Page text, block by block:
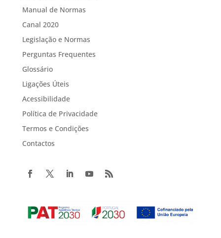
Manual de Normas
Canal 2020
Legislação e Normas
Perguntas Frequentes
Glossário
Ligações Úteis
Acessibilidade
Política de Privacidade
Termos e Condições
Contactos